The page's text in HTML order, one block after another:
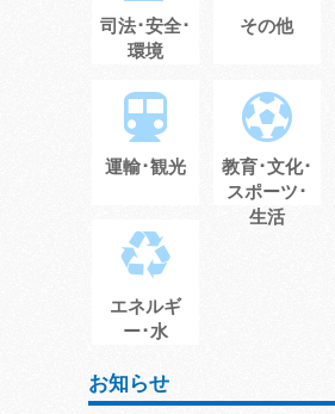
司法･安全･
環境
その他
運輸･観光
教育･文化･
スポーツ･
生活
エネルギ
ー･水
お知らせ